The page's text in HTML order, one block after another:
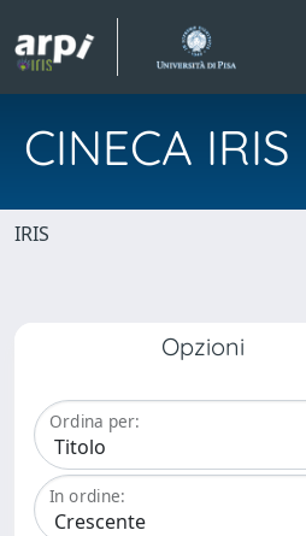
CINECA IRIS
IRIS
Opzioni
Ordina per:
In ordine: